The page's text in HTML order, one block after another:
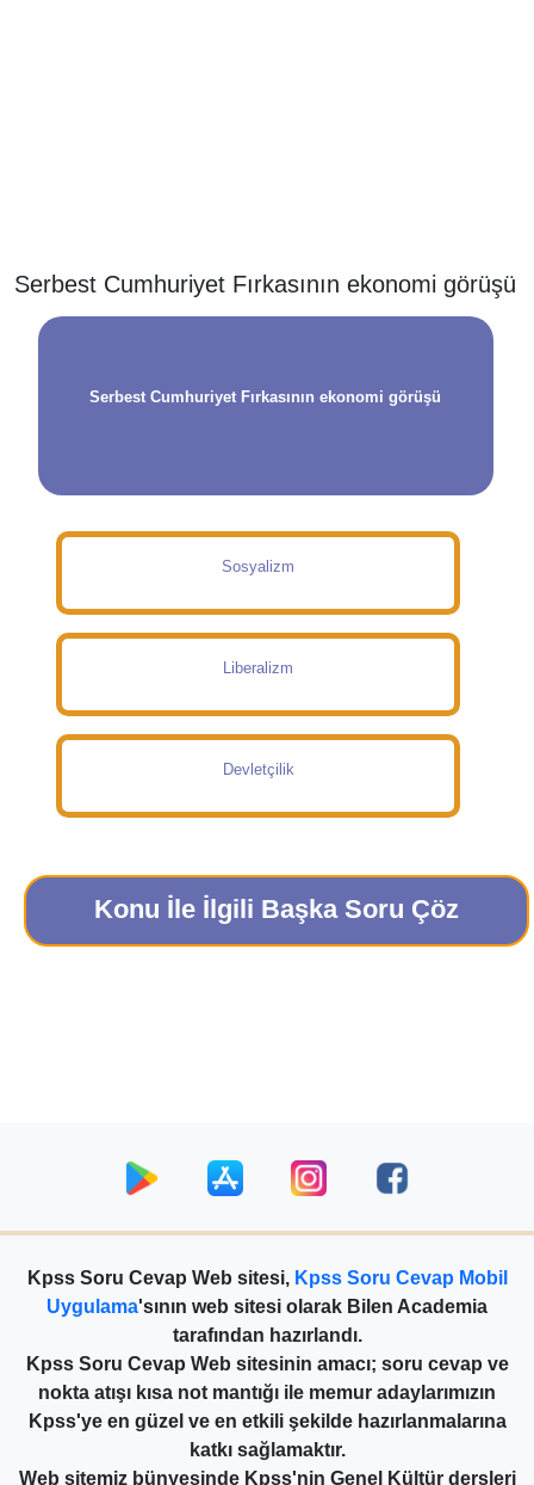
Serbest Cumhuriyet Fırkasının ekonomi görüşü
Serbest Cumhuriyet Fırkasının ekonomi görüşü
Sosyalizm
Liberalizm
Devletçilik
Konu İle İlgili Başka Soru Çöz
Kpss Soru Cevap Web sitesi, Kpss Soru Cevap Mobil
Uygulama'sının web sitesi olarak Bilen Academia
tarafından hazırlandı.
Kpss Soru Cevap Web sitesinin amacı; soru cevap ve
nokta atışı kısa not mantığı ile memur adaylarımızın
Kpss'ye en güzel ve en etkili şekilde hazırlanmalarına
katkı sağlamaktır.
Web sitemiz bünyesinde Kpss'nin Genel Kültür dersleri